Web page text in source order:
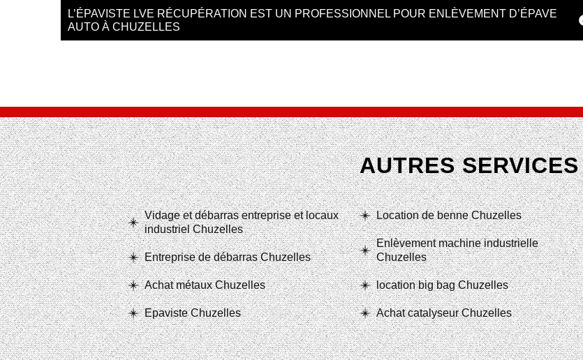
L’ÉPAVISTE LVE RÉCUPÉRATION EST UN PROFESSIONNEL POUR ENLÈVEMENT D’ÉPAVE
AUTO À CHUZELLES
AUTRES SERVICES
Vidage et débarras entreprise et locaux
industriel Chuzelles
Entreprise de débarras Chuzelles
Achat métaux Chuzelles
Epaviste Chuzelles
Location de benne Chuzelles
Enlèvement machine industrielle
Chuzelles
location big bag Chuzelles
Achat catalyseur Chuzelles